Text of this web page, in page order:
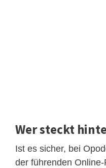
Wer steckt
Ist es sicher, bei
der führenden